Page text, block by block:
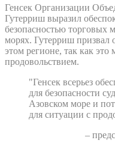
Генсек Организации
Гутерриш выразил
безопасностью
морях. Гутерриш призвал
этом регионе, так как это
продовольствием.
"Генсек всерьез
для безопасности
Азовском море и
для ситуации с
–